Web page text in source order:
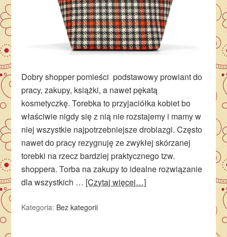
Dobry shopper pomieści podstawowy prowiant do
pracy, zakupy, książki, a nawet pękatą
kosmetyczkę. Torebka to przyjaciółka kobiet bo
właściwie nigdy się z nią nie rozstajemy i mamy w
niej wszystkie najpotrzebniejsze drobiazgi. Często
nawet do pracy rezygnuję ze zwykłej skórzanej
torebki na rzecz bardziej praktycznego tzw.
shoppera. Torba na zakupy to idealne rozwiązanie
dla wszystkich … [Czytaj więcej…]
Kategoria: Bez kategorii